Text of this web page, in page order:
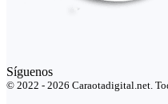
Síguenos
© 2022 - 2026 Caraotadigital.net.